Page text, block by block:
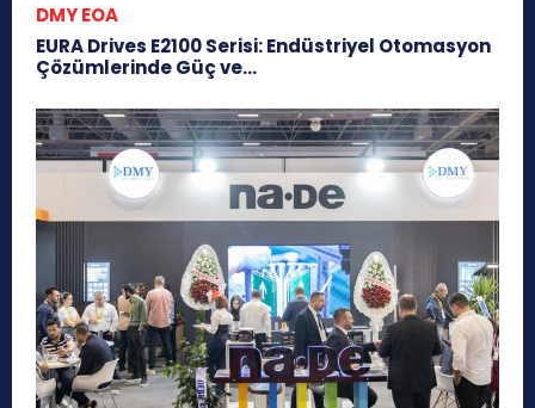
DMY EOA
EURA Drives E2100 Serisi: Endüstriyel Otomasyon
Çözümlerinde Güç ve...